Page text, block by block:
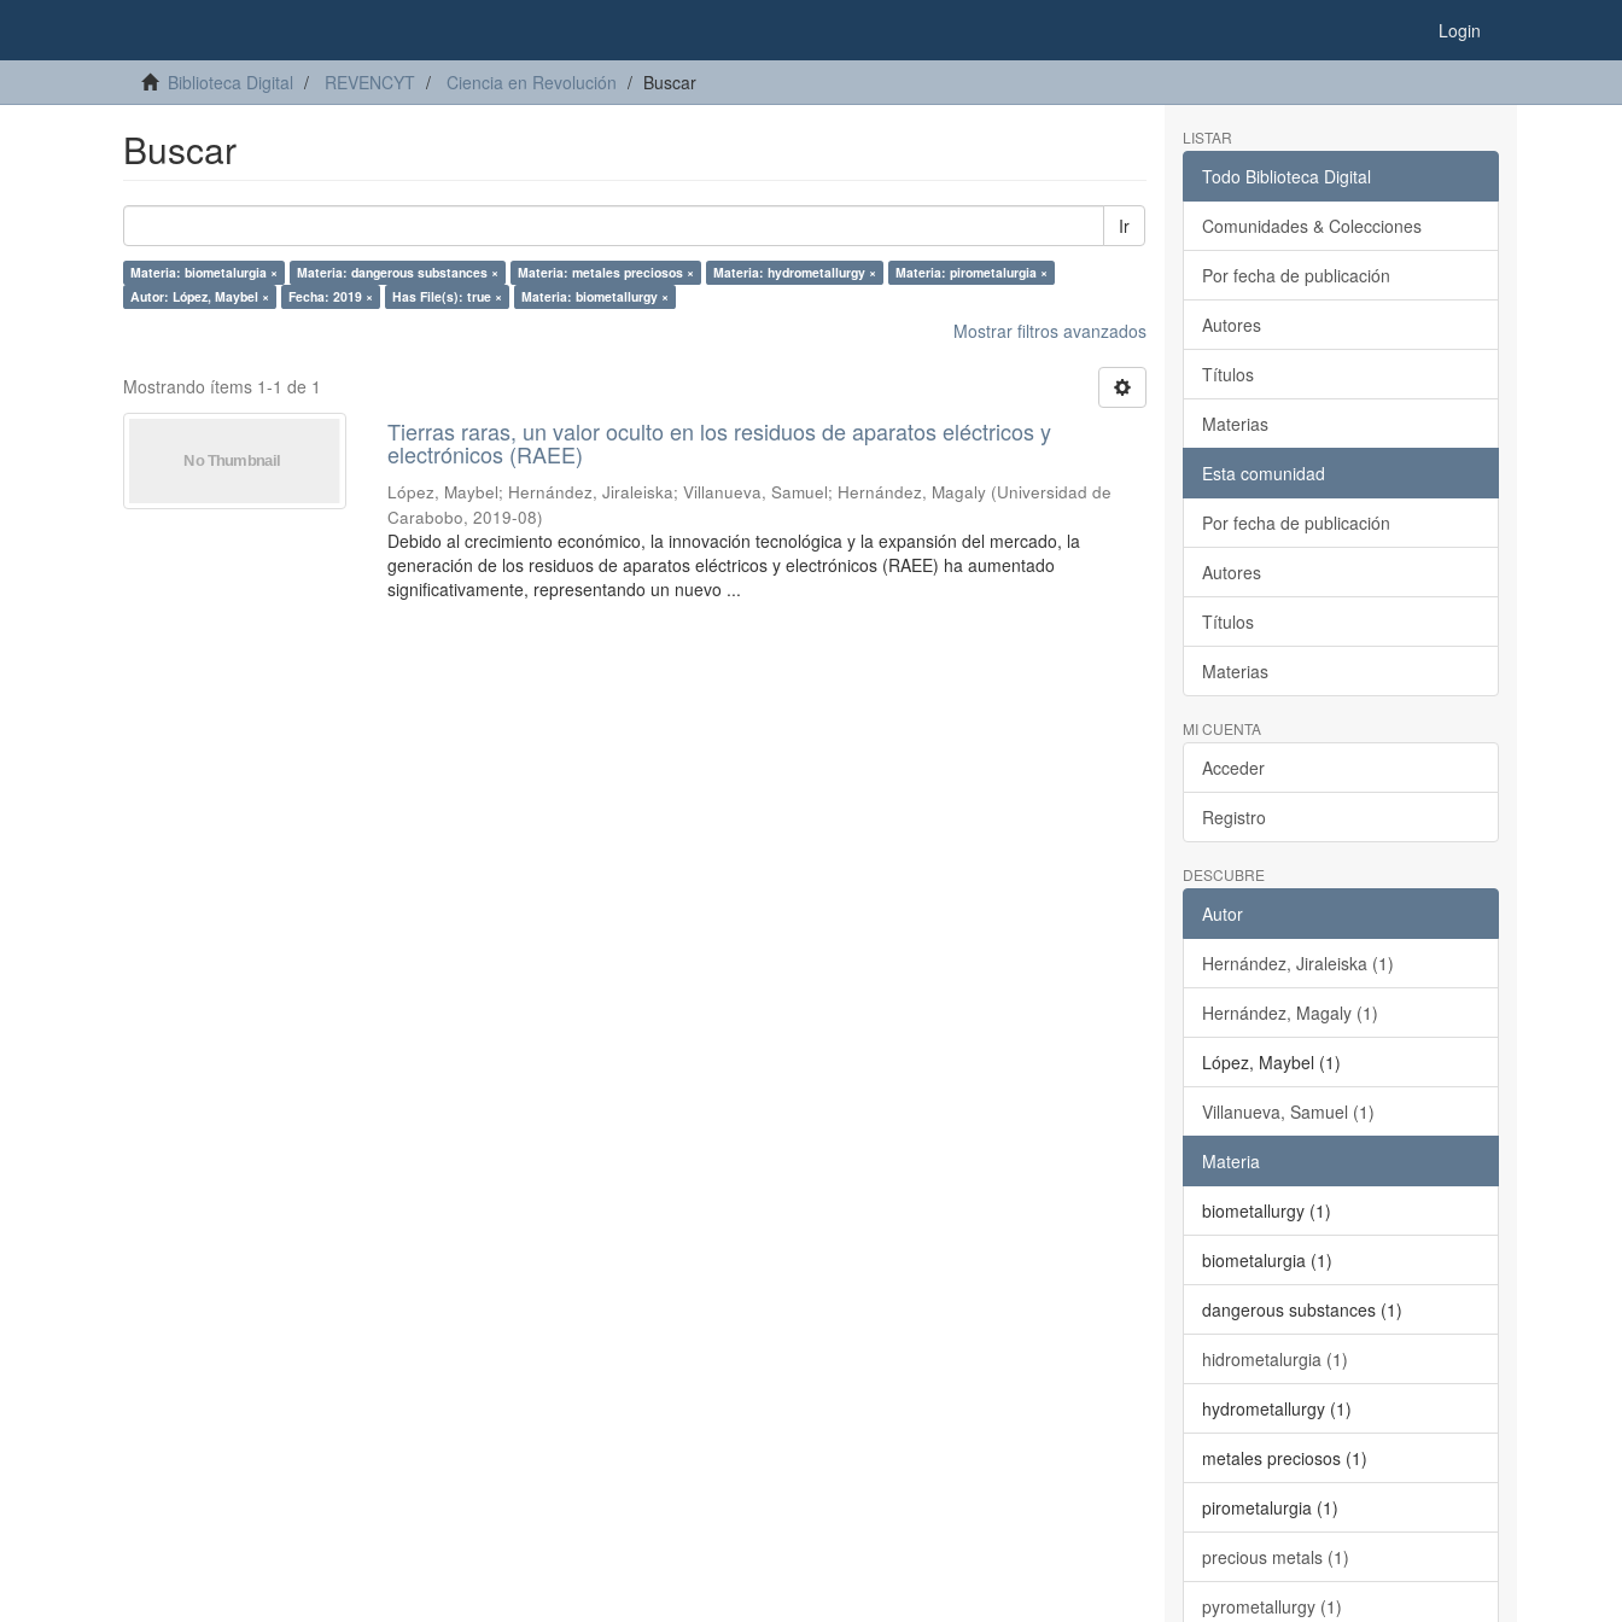
Login
Biblioteca Digital REVENCYT Ciencia en Revolución Buscar
Buscar
Ir
Materia: biometalurgia × Materia: dangerous substances × Materia: metales preciosos × Materia: hydrometallurgy ×
Materia: pirometalurgia ×
Autor: López, Maybel ×
Fecha: 2019 × Has File(s): true × Materia: biometallurgy ×
Mostrar filtros avanzados
Mostrando ítems 1-1 de 1
Tierras raras, un valor oculto en los residuos de aparatos eléctricos y
electrónicos (RAEE)
López, Maybel; Hernández, Jiraleiska;Villanueva, Samuel; Hernández, Magaly (Universidad de
Carabobo,2019-08)
Debido al crecimiento económico, la innovación tecnológica y la expansión del mercado, la
generación de los residuos de aparatos eléctricos y electrónicos (RAEE) ha aumentado
significativamente, representando un nuevo ...
LISTAR
Todo Biblioteca Digital
Comunidades & Colecciones
Por fecha de publicación
Autores
Títulos
Materias
Esta comunidad
Por fecha de publicación
Autores
Títulos
Materias
MI CUENTA
Acceder
Registro
DESCUBRE
Autor
Hernández, Jiraleiska (1)
Hernández, Magaly (1)
López, Maybel (1)
Villanueva, Samuel (1)
Materia
biometallurgy (1)
biometalurgia (1)
dangerous substances (1)
hidrometalurgia (1)
hydrometallurgy (1)
metales preciosos (1)
pirometalurgia (1)
precious metals (1)
pyrometallurgy (1)